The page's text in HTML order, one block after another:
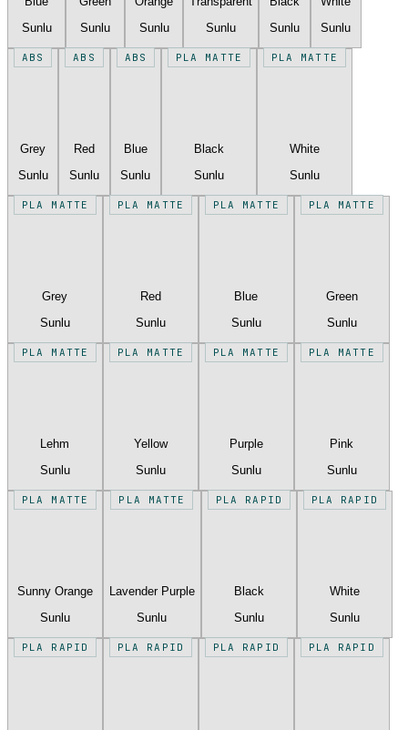
Sunlu
Sunlu
Sunlu
Sunlu
Sunlu
Sunlu
ABS
Grey
Sunlu
ABS
Red
Sunlu
ABS
Blue
Sunlu
PLA MATTE
Black
Sunlu
PLA MATTE
White
Sunlu
PLA MATTE
Grey
Sunlu
PLA MATTE
Red
Sunlu
PLA MATTE
Blue
Sunlu
PLA MATTE
Green
Sunlu
PLA MATTE
Lehm
Sunlu
PLA MATTE
Yellow
Sunlu
PLA MATTE
Purple
Sunlu
PLA MATTE
Pink
Sunlu
PLA MATTE
Sunny Orange
Sunlu
PLA MATTE
Lavender Purple
Sunlu
PLA RAPID
Black
Sunlu
PLA RAPID
White
Sunlu
PLA RAPID PLA RAPID PLA RAPID PLA RAPID